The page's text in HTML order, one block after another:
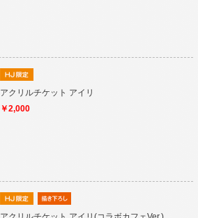
アクリルチケット アイリ
￥2,000